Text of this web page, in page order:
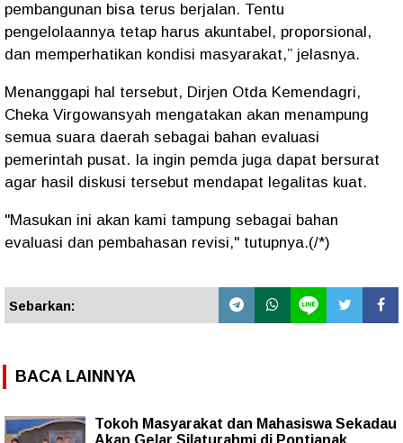
pembangunan bisa terus berjalan. Tentu
pengelolaannya tetap harus akuntabel, proporsional,
dan memperhatikan kondisi masyarakat,” jelasnya.
Menanggapi hal tersebut, Dirjen Otda Kemendagri,
Cheka Virgowansyah mengatakan akan menampung
semua suara daerah sebagai bahan evaluasi
pemerintah pusat. Ia ingin pemda juga dapat bersurat
agar hasil diskusi tersebut mendapat legalitas kuat.
"Masukan ini akan kami tampung sebagai bahan
evaluasi dan pembahasan revisi," tutupnya.(/*)
Sebarkan:
BACA LAINNYA
Tokoh Masyarakat dan Mahasiswa Sekadau
Akan Gelar Silaturahmi di Pontianak